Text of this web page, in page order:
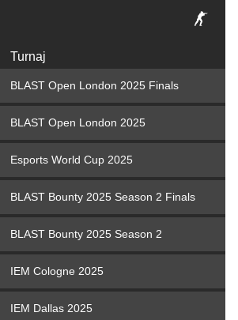
Turnaj
BLAST Open London 2025 Finals
BLAST Open London 2025
Esports World Cup 2025
BLAST Bounty 2025 Season 2 Finals
BLAST Bounty 2025 Season 2
IEM Cologne 2025
IEM Dallas 2025